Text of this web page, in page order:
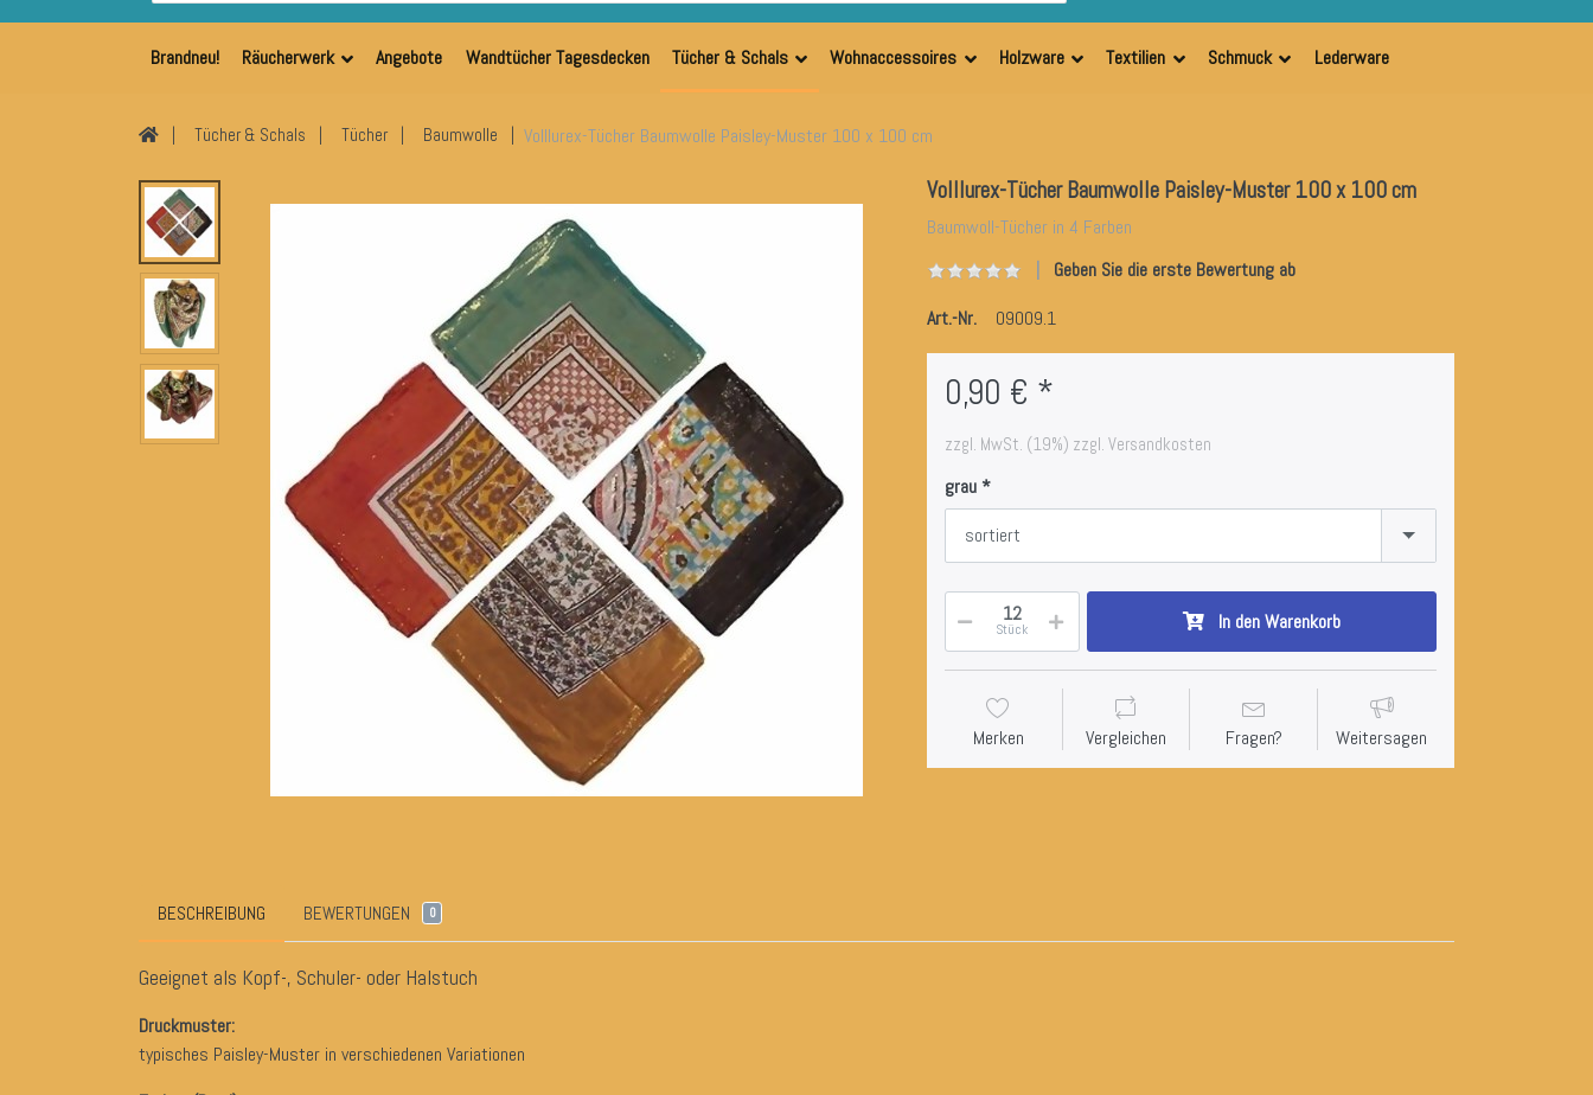
Brandneu! Räucherwerk Angebote Wandtücher Tagesdecken Tücher & Schals Wohnaccessoires Holzware Textilien Schmuck Lederware
Tücher & Schals Tücher Baumwolle Volllurex-Tücher Baumwolle Paisley-Muster 100 x 100 cm
Volllurex-Tücher Baumwolle Paisley-Muster 100 x 100 cm
Baumwoll-Tücher in 4 Farben
Geben Sie die erste Bewertung ab
Art.-Nr.
09009.1
0,90 € *
zzgl. MwSt. (19%) zzgl. Versandkosten
grau
sortiert
Stück In den Warenkorb
Merken Vergleichen Fragen? Weitersagen
BESCHREIBUNG BEWERTUNGEN 0
Geeignet als Kopf-, Schuler- oder Halstuch
Druckmuster:
typisches Paisley-Muster in verschiedenen Variationen